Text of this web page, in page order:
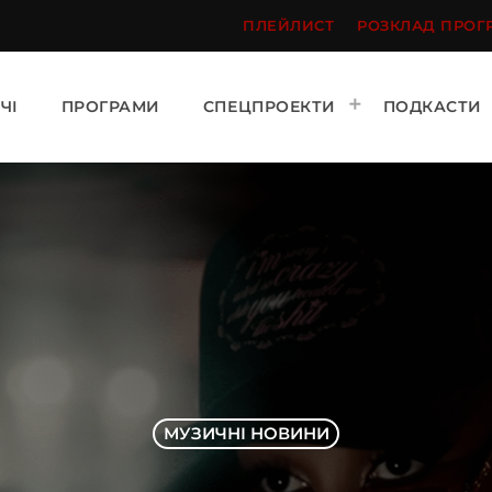
ПЛЕЙЛИСТ РОЗКЛАД
ПРОГРАМИ СПЕЦПРОЕКТИ ПОДКАСТИ
МУЗИЧНІ НОВИНИ